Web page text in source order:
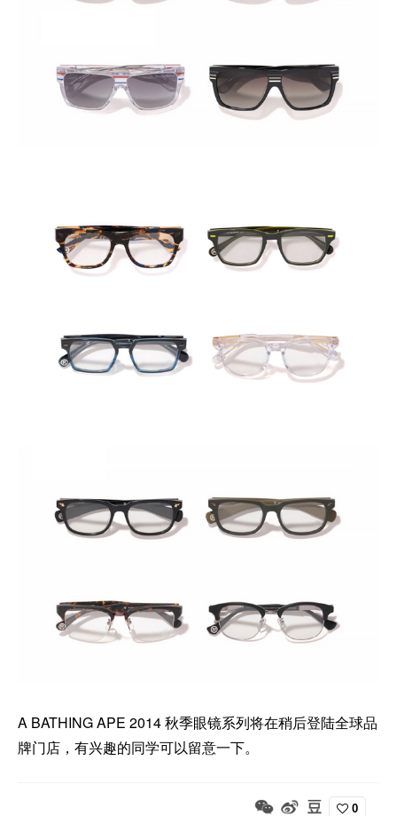
A BATHING APE 2014 秋季眼镜系列将在稍后登陆全球品
牌门店，有兴趣的同学可以留意一下。
0